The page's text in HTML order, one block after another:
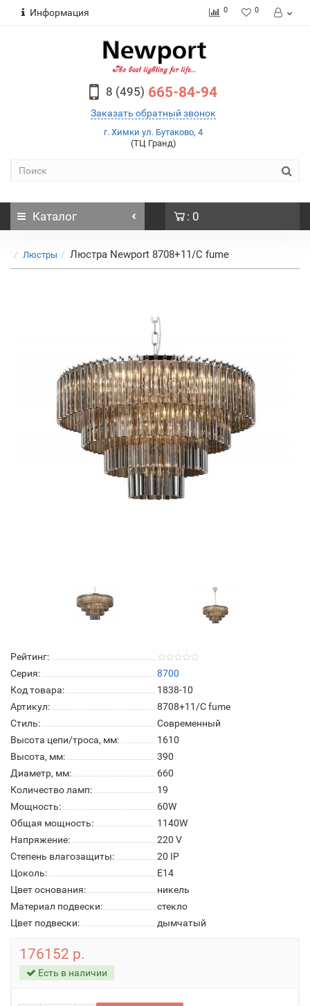
Информация 0 0
8 (495) 665-84-94
Заказать обратный звонок
г. Химки ул. Бутаково, 4
(ТЦ Гранд)
Каталог : 0
Люстры Люстра Newport 8708+11/C fume
Рейтинг:
Серия:
8700
Код товара:
1838-10
Артикул:
8708+11/C fume
Стиль:
Современный
Высота цепи/троса, мм:
1610
Высота, мм:
390
Диаметр, мм:
660
Количество ламп:
19
Мощность:
60W
Общая мощность:
1140W
Напряжение:
220 V
Степень влагозащиты:
20 IP
Цоколь:
Е14
Цвет основания:
никель
Материал подвески:
стекло
Цвет подвески:
дымчатый
176152 р.
Есть в наличии